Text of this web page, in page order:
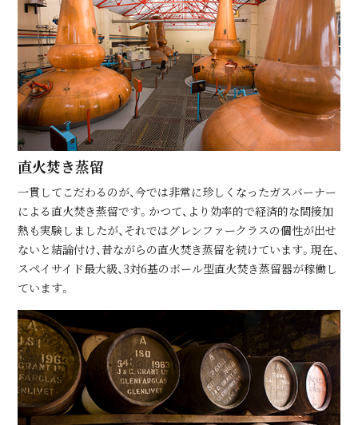
直⽕焚き蒸留
⼀貫してこだわるのが、今では⾮常に珍しくなったガスバーナー
による直⽕焚き蒸留です。かつて、より効率的で経済的な間接加
熱も実験しましたが、それではグレンファークラスの個性が出せ
ないと結論付け、昔ながらの直⽕焚き蒸留を続けています。現在、
スペイサイド最⼤級、3対6基のボール型直⽕焚き蒸留器が稼働し
ています。